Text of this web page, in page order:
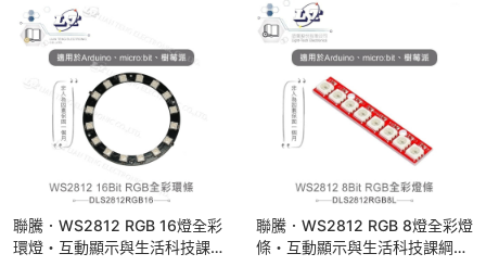
聯騰．WS2812 RGB 16燈全彩
環燈・互動顯示與生活科技課綱
聯騰．WS2812 RGB 8燈全彩燈
條・互動顯示與生活科技課綱應